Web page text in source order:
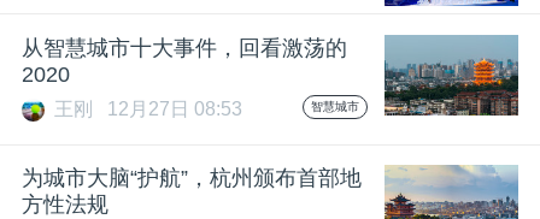
专
从智慧城市十大事件，回看激荡的
2020
王刚 12月27日 08:53 智慧城市
为城市大脑“护航”，杭州颁布首部地
方性法规